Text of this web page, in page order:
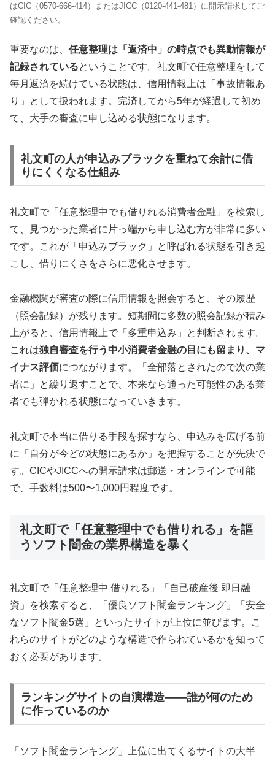
はCIC（0570-666-414）またはJICC（0120-441-481）に開示請求してご
確認ください。
重要なのは、 任意整理は「返済中」の時点でも異動情報が
記録されているということです。礼文町で任意整理をして
毎月返済を続けている状態は、信用情報上は「事故情報あ
り」として扱われます。完済してから5年が経過して初め
て、大手の審査に申し込める状態になります。
礼文町の人が申込みブラックを重ねて余計に借
りにくくなる仕組み
礼文町で「任意整理中でも借りれる消費者金融」を検索し
て、見つかった業者に片っ端から申し込む方が非常に多い
です。これが「申込みブラック」と呼ばれる状態を引き起
こし、借りにくさをさらに悪化させます。
金融機関が審査の際に信用情報を照会すると、その履歴
（照会記録）が残ります。短期間に多数の照会記録が積み
上がると、信用情報上で「多重申込み」と判断されます。
これは独自審査を行う中小消費者金融の目にも留まり、マ
イナス評価につながります。「全部落とされたので次の業
者に」と繰り返すことで、本来なら通った可能性のある業
者でも弾かれる状態になっていきます。
礼文町で本当に借りる手段を探すなら、申込みを広げる前
に「自分が今どの状態にあるか」を把握することが先決で
す。CICやJICCへの開示請求は郵送・オンラインで可能
で、手数料は500〜1,000円程度です。
礼文町で「任意整理中でも借りれる」を謳
うソフト闇金の業界構造を暴く
礼文町で「任意整理中 借りれる」「自己破産後 即日融
資」を検索すると、「優良ソフト闇金ランキング」「安全
なソフト闇金5選」といったサイトが上位に並びます。こ
れらのサイトがどのような構造で作られているかを知って
おく必要があります。
ランキングサイトの自演構造——誰が何のため
に作っているのか
「ソフト闇金ランキング」上位に出てくるサイトの大半